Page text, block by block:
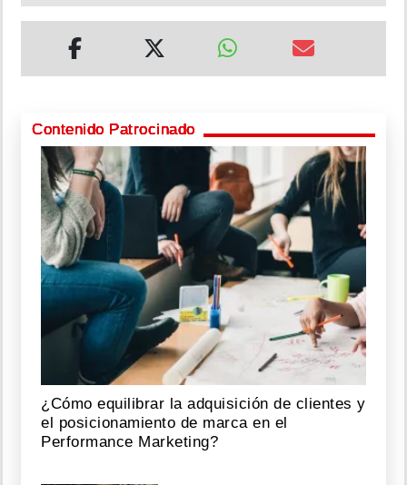
Contenido Patrocinado
¿Cómo equilibrar la adquisición de clientes y
el posicionamiento de marca en el
Performance Marketing?